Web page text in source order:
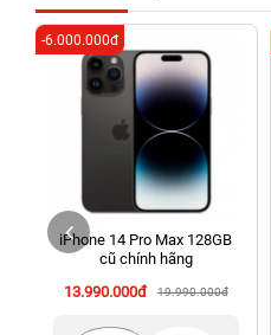
326 Lê Văn Việt, Tăng Nhơn
Đức cũ)
256 Võ Văn Ngân, Thủ Đức,
70 Nguyễn An Ninh, Dĩ An,
24h Vũng Tàu: 162A Ba Cu,
Tàu cũ)
198 Hoàng Văn Thụ, Tân Sơn
iPhone 14 Pro Max 128GB
cũ chính hãng
13.990.000đ
19.990.000đ
-6.000.000đ